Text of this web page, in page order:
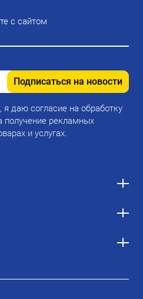
с сайтом
Подписаться на новости
даю согласие на обработку
получение рекламных
и услугах.